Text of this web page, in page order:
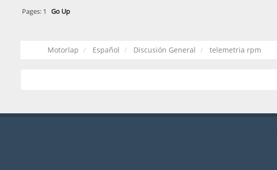
Pages: 1 Go Up
Motorlap Español Discusión General telemetria rpm